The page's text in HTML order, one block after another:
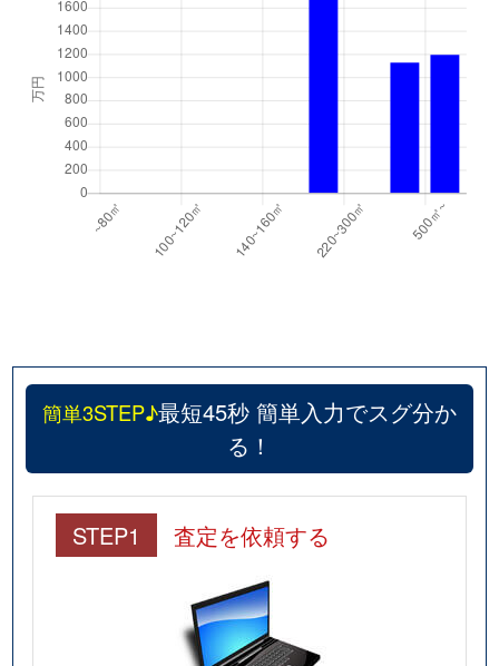
簡単3STEP♪最短45秒 簡単入力でスグ分か
る！
STEP1 査定を依頼する